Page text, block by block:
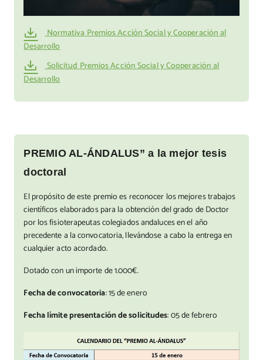
Normativa Premios Acción Social y Cooperación al
Desarrollo
Solicitud Premios Acción Social y Cooperación al
Desarrollo
PREMIO AL-ÁNDALUS” a la mejor tesis
doctoral
El propósito de este premio es reconocer los mejores trabajos
científicos elaborados para la obtención del grado de Doctor
por los fisioterapeutas colegiados andaluces en el año
precedente a la convocatoria, llevándose a cabo la entrega en
cualquier acto acordado.
Dotado con un importe de 1.000€.
Fecha de convocatoria: 15 de enero
Fecha límite presentación de solicitudes: 05 de febrero